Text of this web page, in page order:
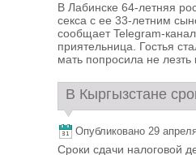
В Лабинске 64-летняя
секса с ее 33-летним
сообщает Telegram-
приятельница. Гостья
мать попросила не
В Кыргызстане
Опубликовано 29
Сроки сдачи налоговой